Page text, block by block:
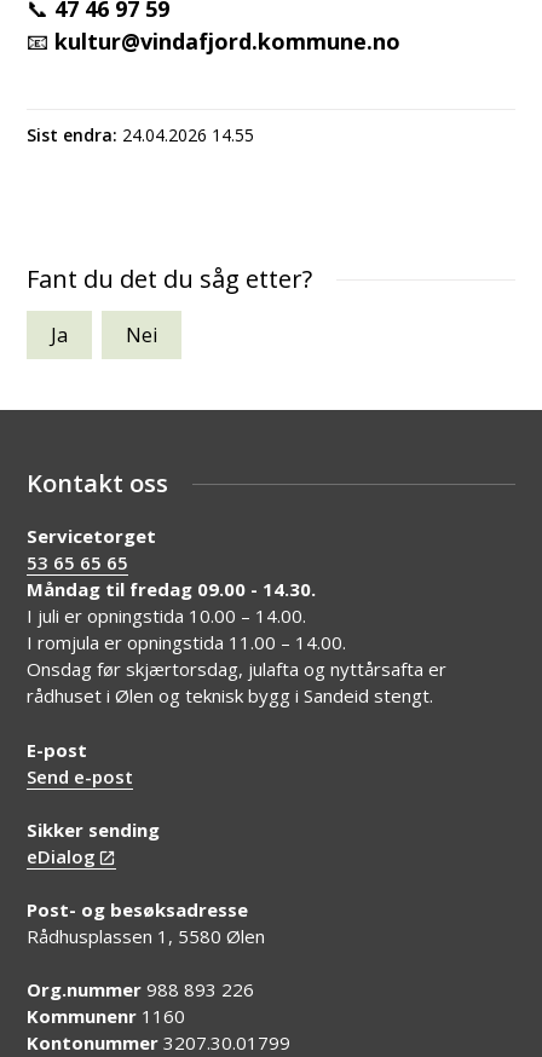
📞 47 46 97 59
📧 kultur@vindafjord.kommune.no
Sist endra 24.04.2026 14.55
Fant du det du såg etter?
Ja Nei
Kontakt oss
Servicetorget
53 65 65 65
Måndag til fredag 09.00 - 14.30.
I juli er opningstida 10.00 – 14.00.
I romjula er opningstida 11.00 – 14.00.
Onsdag før skjærtorsdag, julafta og nyttårsafta er
rådhuset i Ølen og teknisk bygg i Sandeid stengt.
E-post
Send e-post
Sikker sending
eDialog
Post- og besøksadresse
Rådhusplassen 1, 5580 Ølen
Org.nummer988 893 226
Kommunenr 1160
Kontonummer3207.30.01799